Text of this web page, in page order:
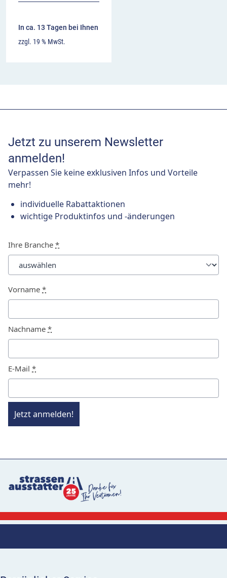
In ca. 13 Tagen bei Ihnen
zzgl. 19 % MwSt.
Jetzt zu unserem Newsletter
anmelden!
Verpassen Sie keine exklusiven Infos und Vorteile
mehr!
individuelle Rabattaktionen
wichtige Produktinfos und -änderungen
Ihre Branche *
Vorname *
Nachname *
E-Mail *
Jetzt anmelden!